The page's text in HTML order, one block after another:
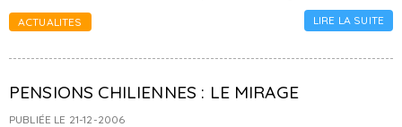
ACTUALITES LIRE LA SUITE
PENSIONS CHILIENNES : LE MIRAGE
PUBLIÉE LE 21-12-2006